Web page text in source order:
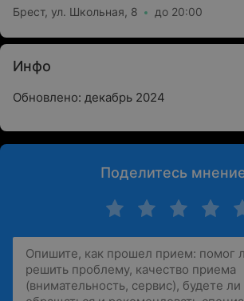
Брест, ул. Школьная, 8 до 20:00
Инфо
Обновлено: декабрь 2024
Поделитесь